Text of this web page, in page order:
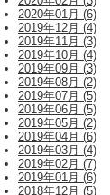
2020年01月 (6)
2019年12月 (4)
2019年11月 (3)
2019年10月 (4)
2019年09月 (3)
2019年08月 (2)
2019年07月 (5)
2019年06月 (5)
2019年05月 (2)
2019年04月 (6)
2019年03月 (4)
2019年02月 (7)
2019年01月 (6)
2018年12月 (5)